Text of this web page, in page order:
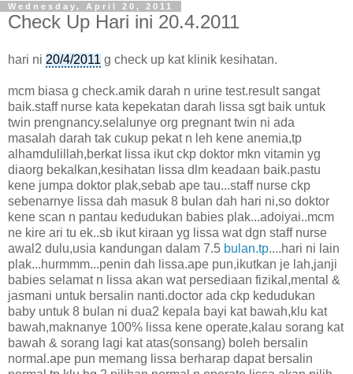
Wednesday, April 20, 2011
Check Up Hari ini 20.4.2011
hari ni 20/4/2011 g check up kat klinik kesihatan.
mcm biasa g check.amik darah n urine test.result sangat
baik.staff nurse kata kepekatan darah lissa sgt baik untuk
twin prengnancy.selalunye org pregnant twin ni ada
masalah darah tak cukup pekat n leh kene anemia,tp
alhamdulillah,berkat lissa ikut ckp doktor mkn vitamin yg
diaorg bekalkan,kesihatan lissa dlm keadaan baik.pastu
kene jumpa doktor plak,sebab ape tau...staff nurse ckp
sebenarnye lissa dah masuk 8 bulan dah hari ni,so doktor
kene scan n pantau kedudukan babies plak...adoiyai..mcm
ne kire ari tu ek..sb ikut kiraan yg lissa wat dgn staff nurse
awal2 dulu,usia kandungan dalam 7.5 bulan.tp....hari ni lain
plak...hurmmm...penin dah lissa.ape pun,ikutkan je lah,janji
babies selamat n lissa akan wat persediaan fizikal,mental &
jasmani untuk bersalin nanti.doctor ada ckp kedudukan
baby untuk 8 bulan ni dua2 kepala bayi kat bawah,klu kat
bawah,maknanye 100% lissa kene operate,kalau sorang kat
bawah & sorang lagi kat atas(sonsang) boleh bersalin
normal.ape pun memang lissa berharap dapat bersalin